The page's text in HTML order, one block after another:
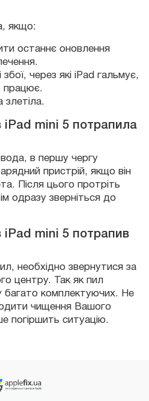
якщо:
останнє оновлення
через які iPad гальмує,
працює.
злетіла.
mini 5 потрапила
в першу чергу
пристрій, якщо він
Після цього протріть
одразу зверніться до
mini 5 потрапив
необхідно звернутися за
центру. Так як пил
багато комплектуючих. Не
чищення Вашого
погіршить ситуацію.